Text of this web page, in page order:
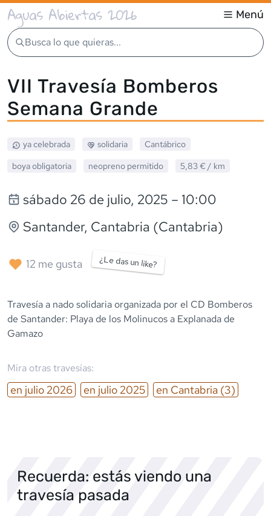
Aguas Abiertas 2026 Menú
Busca lo que quieras...
VII Travesía Bomberos
Semana Grande
ya celebrada solidaria
Cantábrico
boya obligatoria
neopreno permitido 5,83 € / km
sábado 26 de julio, 2025 – 10:00
Santander, Cantabria (Cantabria)
12 me gusta ¿Le das un like?
Travesía a nado solidaria organizada por el CD Bomberos
de Santander: Playa de los Molinucos a Explanada de
Gamazo
Mira otras travesías:
en julio 2026 en julio 2025 en Cantabria (3)
Recuerda: estás viendo una
travesía pasada